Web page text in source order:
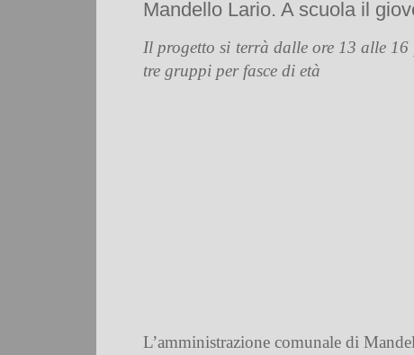
Mandello Lario. A scuola il
Il progetto si terrà dalle ore 13 alle
tre gruppi per fasce di età
L’amministrazione comunale di